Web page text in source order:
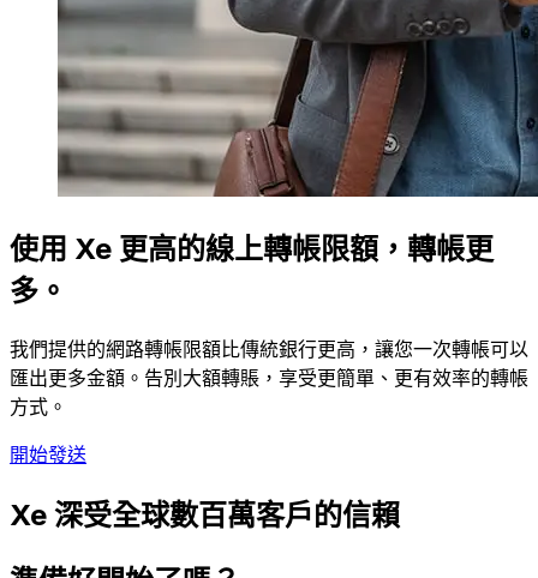
使用 Xe 更高的線上轉帳限額，轉帳更
多。
我們提供的網路轉帳限額比傳統銀行更高，讓您一次轉帳可以
匯出更多金額。告別大額轉賬，享受更簡單、更有效率的轉帳
方式。
開始發送
Xe 深受全球數百萬客戶的信賴